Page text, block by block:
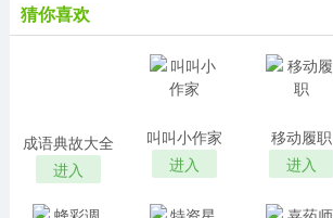
猜你喜欢
成语典故大全
进入
叫叫小作家
进入
移动履职
进入